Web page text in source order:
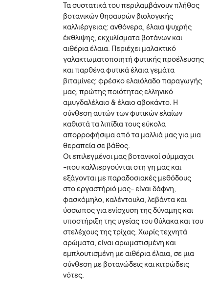
Τα συστατικά του περιλαμβάνουν πλήθος
βοτανικών θησαυρών βιολογικής
καλλιέργειας: ανθόνερα, έλαια ψυχρής
έκθλιψης, εκχυλίσματα βοτάνων και
αιθέρια έλαια. Περιέχει μαλακτικό
γαλακτωματοποιητή φυτικής προέλευσης
και παρθένα φυτικά έλαια γεμάτα
βιταμίνες: φρέσκο ελαιόλαδο παραγωγής
μας, πρώτης ποιότητας ελληνικό
αμυγδαλέλαιο & έλαιο αβοκάντο. Η
σύνθεση αυτών των φυτικών ελαίων
καθιστά τα λιπίδια τους εύκολα
απορροφήσιμα από τα μαλλιά μας για μια
θεραπεία σε βάθος.
Οι επιλεγμένοι μας βοτανικοί σύμμαχοι
-που καλλιεργούνται στη γη μας και
εξάγονται με παραδοσιακές μεθόδους
στο εργαστήριό μας- είναι δάφνη,
φασκόμηλο, καλέντουλα, λεβάντα και
ύσσωπος για ενίσχυση της δύναμης και
υποστήριξη της υγείας του θύλακα και του
στελέχους της τρίχας. Χωρίς τεχνητά
αρώματα, είναι αρωματισμένη και
εμπλουτισμένη με αιθέρια έλαια, σε μια
σύνθεση με βοτανώδεις και κιτρώδεις
νότες.